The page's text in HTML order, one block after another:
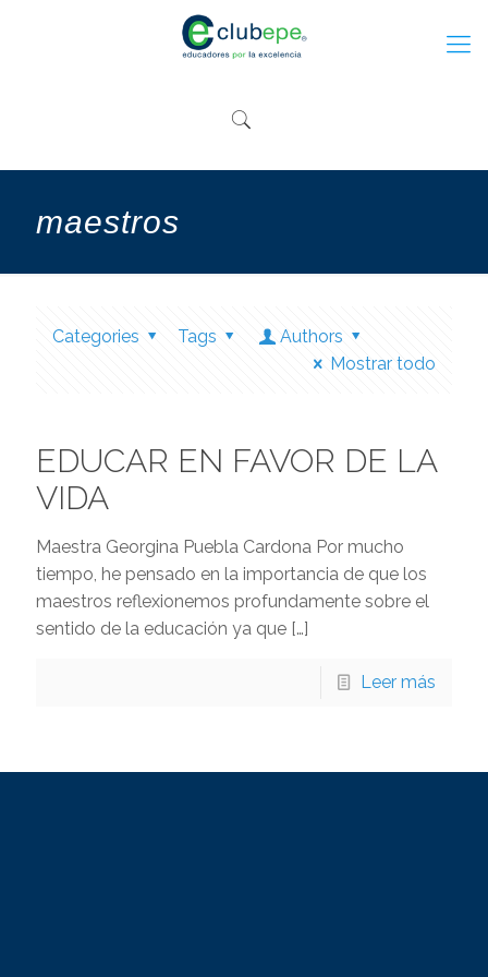
maestros
Categories Tags
Authors
Mostrar todo
EDUCAR EN FAVOR DE LA
VIDA
Maestra Georgina Puebla Cardona Por mucho
tiempo, he pensado en la importancia de que los
maestros reflexionemos profundamente sobre el
sentido de la educación ya que […]
Leer más